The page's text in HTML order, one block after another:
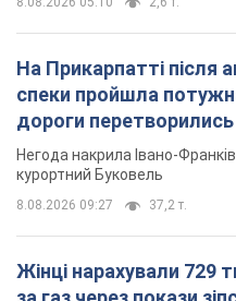
за газ через покази
лічильника: суддя
неочікуване рішення
8.08.2026 14:43 31,9 т.